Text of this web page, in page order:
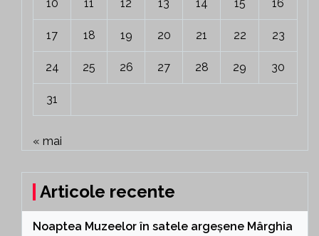
10 11 12 13 14 15 16
17 18 19 20 21 22 23
24 25 26 27 28 29 30
31
« mai
Articole recente
Noaptea Muzeelor în satele argeșene Mârghia